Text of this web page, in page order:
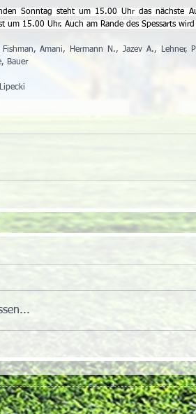
Sonntag steht um 15.00 Uhr das nächste
um 15.00 Uhr. Auch am Rande des Spessarts
Amani, Hermann N., Jazev A., Lehner,
Bauer
Lipecki